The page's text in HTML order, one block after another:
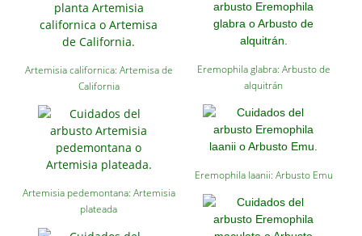
Artemisia californica: Artemisa de
California
Artemisia pedemontana: Artemisia
plateada
Eremophila glabra: Arbusto de
alquitrán
Eremophila laanii: Arbusto Emu